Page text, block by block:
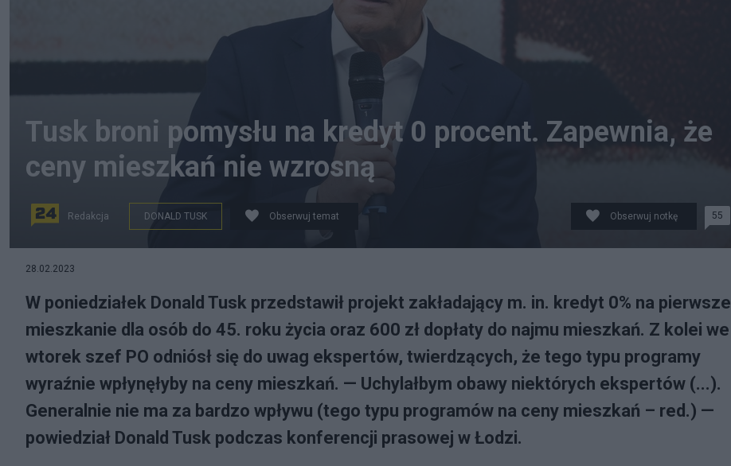
Tusk broni pomysłu na kredyt 0 procent. Zapewnia, że
ceny mieszkań nie wzrosną
Redakcja DONALD TUSK Obserwuj temat Obserwuj notkę 55
28.02.2023
W poniedziałek Donald Tusk przedstawił projekt zakładający m. in. kredyt 0% na pierwsze
mieszkanie dla osób do 45. roku życia oraz 600 zł dopłaty do najmu mieszkań. Z kolei we
wtorek szef PO odniósł się do uwag ekspertów, twierdzących, że tego typu programy
wyraźnie wpłynęłyby na ceny mieszkań. — Uchylałbym obawy niektórych ekspertów (...).
Generalnie nie ma za bardzo wpływu (tego typu programów na ceny mieszkań – red.) —
powiedział Donald Tusk podczas konferencji prasowej w Łodzi.